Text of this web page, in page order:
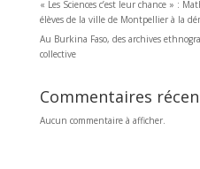
« Les Sciences c’est leur chance » :
élèves de la ville de Montpellier à la
Au Burkina Faso, des archives
collective
Commentaires
Aucun commentaire à afficher.